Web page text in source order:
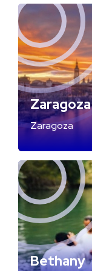
Zaragoza
Zaragoza
Bethany